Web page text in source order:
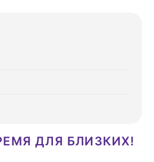
ДЛЯ БЛИЗКИХ!